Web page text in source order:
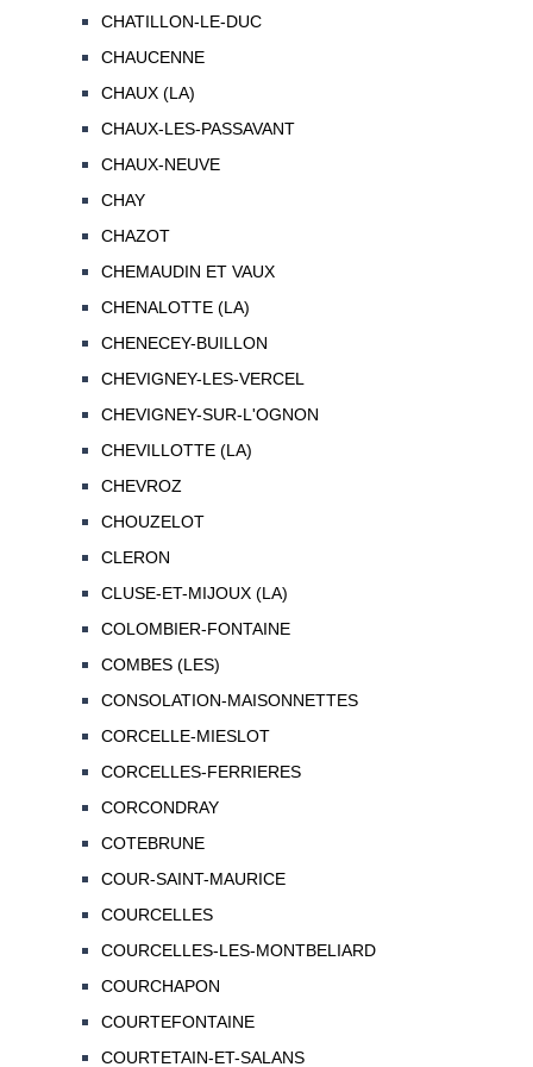
CHATILLON-LE-DUC
CHAUCENNE
CHAUX (LA)
CHAUX-LES-PASSAVANT
CHAUX-NEUVE
CHAY
CHAZOT
CHEMAUDIN ET VAUX
CHENALOTTE (LA)
CHENECEY-BUILLON
CHEVIGNEY-LES-VERCEL
CHEVIGNEY-SUR-L'OGNON
CHEVILLOTTE (LA)
CHEVROZ
CHOUZELOT
CLERON
CLUSE-ET-MIJOUX (LA)
COLOMBIER-FONTAINE
COMBES (LES)
CONSOLATION-MAISONNETTES
CORCELLE-MIESLOT
CORCELLES-FERRIERES
CORCONDRAY
COTEBRUNE
COUR-SAINT-MAURICE
COURCELLES
COURCELLES-LES-MONTBELIARD
COURCHAPON
COURTEFONTAINE
COURTETAIN-ET-SALANS